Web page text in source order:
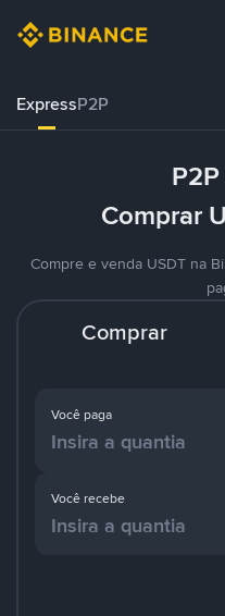
ExpressP2P
Comprar
Compre e venda USDT na
Comprar
Você paga
Você recebe